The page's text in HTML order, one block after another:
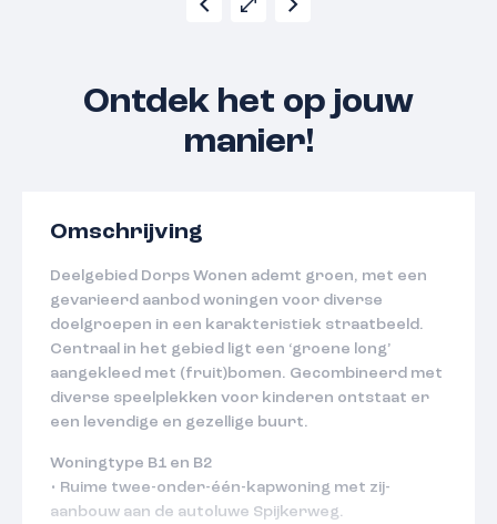
Ontdek het op jouw
manier!
Omschrijving
Deelgebied Dorps Wonen ademt groen, met een
gevarieerd aanbod woningen voor diverse
doelgroepen in een karakteristiek straatbeeld.
Centraal in het gebied ligt een ‘groene long’
aangekleed met (fruit)bomen. Gecombineerd met
diverse speelplekken voor kinderen ontstaat er
een levendige en gezellige buurt.
Woningtype B1 en B2
• Ruime twee-onder-één-kapwoning met zij-
aanbouw aan de autoluwe Spijkerweg.